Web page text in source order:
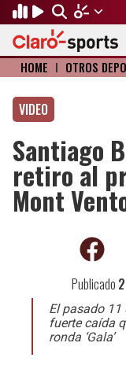
FÚTBOL
Fútbol Internacional
Mundial de Clubes
Fútbol de Estufa
Fútbol Femenil
MOTOR
Formula 1
NASCAR
BÉISBOL
Mexicano
MLB
OLÍMPICOS
Olympic Channel
Paris 2024
Juegos Paralímpicos
OTROS DEPORTES
Básquetbol
Fútbol Americano
ACTUALIDAD
Música
Cine y TV
HOME I OTROS
VIDEO
Santiago
retiro al
Mont
Publicado
El pasado
fuerte caída
ronda ‘Gala’